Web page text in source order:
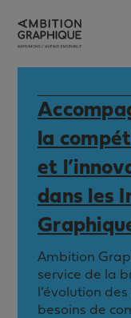
content
la
et
dans les
Ambition
service de la
l’évolution
besoins de